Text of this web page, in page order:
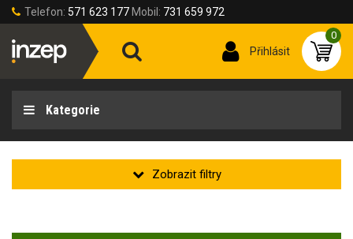
Telefon: 571 623 177 Mobil: 731 659 972
Přihlásit
0
Kategorie